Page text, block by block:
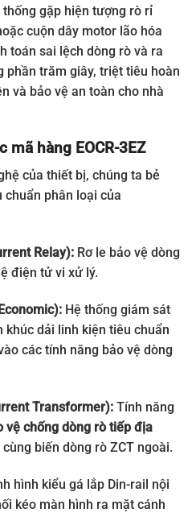
thống gặp hiện tượng rò rỉ
cuộn dây motor lão hóa
toán sai lệch dòng rò và ra
phần trăm giây, triệt tiêu hoàn
và bảo vệ an toàn cho nhà
hàng EOCR-3EZ
của thiết bị, chúng ta bẻ
phân loại của
Relay):Rơ le bảo vệ dòng
điện tử vi xử lý.
Hệ thống giám sát
khúc dải linh kiện tiêu chuẩn
các tính năng bảo vệ dòng
Transformer):Tính năng
vệ chống dòng rò tiếp địa
biến dòng rò ZCT ngoài.
hình kiểu gá lắp Din-rail nội
kéo màn hình ra mặt cánh